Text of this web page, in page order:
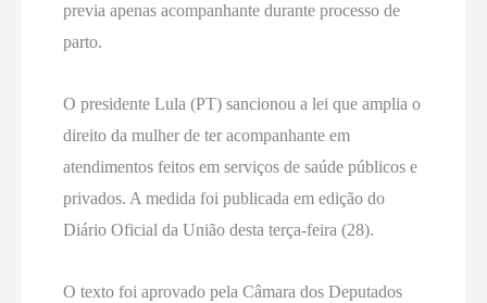
previa apenas acompanhante durante processo de
parto.
O presidente Lula (PT) sancionou a lei que amplia o
direito da mulher de ter acompanhante em
atendimentos feitos em serviços de saúde públicos e
privados. A medida foi publicada em edição do
Diário Oficial da União desta terça-feira (28).
O texto foi aprovado pela Câmara dos Deputados